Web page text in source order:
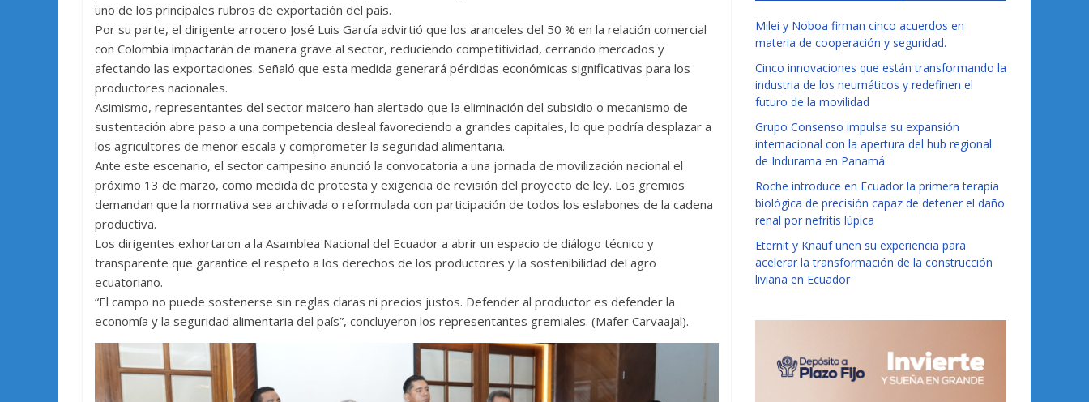
uno de los principales rubros de exportación del país.
Por su parte, el dirigente arrocero José Luis García advirtió que los aranceles del 50 % en la relación comercial
con Colombia impactarán de manera grave al sector, reduciendo competitividad, cerrando mercados y
afectando las exportaciones. Señaló que esta medida generará pérdidas económicas significativas para los
productores nacionales.
Asimismo, representantes del sector maicero han alertado que la eliminación del subsidio o mecanismo de
sustentación abre paso a una competencia desleal favoreciendo a grandes capitales, lo que podría desplazar a
los agricultores de menor escala y comprometer la seguridad alimentaria.
Ante este escenario, el sector campesino anunció la convocatoria a una jornada de movilización nacional el
próximo 13 de marzo, como medida de protesta y exigencia de revisión del proyecto de ley. Los gremios
demandan que la normativa sea archivada o reformulada con participación de todos los eslabones de la cadena
productiva.
Los dirigentes exhortaron a la Asamblea Nacional del Ecuador a abrir un espacio de diálogo técnico y
transparente que garantice el respeto a los derechos de los productores y la sostenibilidad del agro
ecuatoriano.
“El campo no puede sostenerse sin reglas claras ni precios justos. Defender al productor es defender la
economía y la seguridad alimentaria del país”, concluyeron los representantes gremiales. (Mafer Carvaajal).
Milei y Noboa firman cinco acuerdos en
materia de cooperación y seguridad.
Cinco innovaciones que están transformando la
industria de los neumáticos y redefinen el
futuro de la movilidad
Grupo Consenso impulsa su expansión
internacional con la apertura del hub regional
de Indurama en Panamá
Roche introduce en Ecuador la primera terapia
biológica de precisión capaz de detener el daño
renal por nefritis lúpica
Eternit y Knauf unen su experiencia para
acelerar la transformación de la construcción
liviana en Ecuador